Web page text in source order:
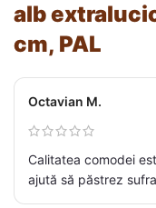
alb
cm, PAL
Octavian M.
Calitatea comodei
ajută să păstrez